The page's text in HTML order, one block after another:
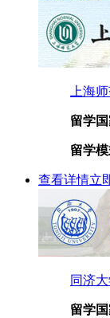
上海
留学
留学
查看详情立
同济
留学